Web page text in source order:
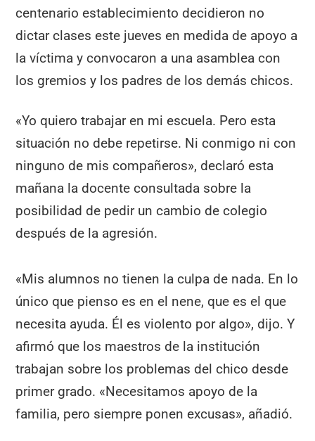
centenario establecimiento decidieron no
dictar clases este jueves en medida de apoyo a
la víctima y convocaron a una asamblea con
los gremios y los padres de los demás chicos.
«Yo quiero trabajar en mi escuela. Pero esta
situación no debe repetirse. Ni conmigo ni con
ninguno de mis compañeros», declaró esta
mañana la docente consultada sobre la
posibilidad de pedir un cambio de colegio
después de la agresión.
«Mis alumnos no tienen la culpa de nada. En lo
único que pienso es en el nene, que es el que
necesita ayuda. Él es violento por algo», dijo. Y
afirmó que los maestros de la institución
trabajan sobre los problemas del chico desde
primer grado. «Necesitamos apoyo de la
familia, pero siempre ponen excusas», añadió.